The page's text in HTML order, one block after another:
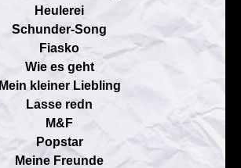
Heulerei
Schunder-Song
Fiasko
Wie es geht
Mein kleiner Liebling
Lasse redn
M&F
Popstar
Meine Freunde